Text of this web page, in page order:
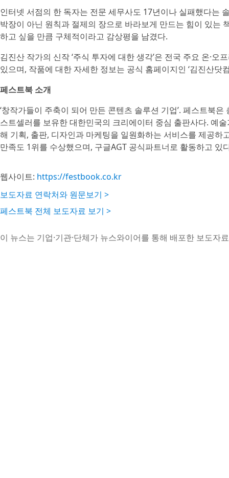
인터넷 서점의 한 독자는 전문 세무사도 17년이나 실패했다는
박장이 아닌 원칙과 절제의 장으로 바라보게 만드는 힘이 있는
하고 싶을 만큼 구체적이라고 감상평을 남겼다.
김진산 작가의 신작 ‘주식 투자에 대한 생각’은 전국 주요 온·
있으며, 작품에 대한 자세한 정보는 공식 홈페이지인 ‘김진산닷
페스트북 소개
‘창작가들이 주축이 되어 만든 콘텐츠 솔루션 기업’. 페스트북
스트셀러를 보유한 대한민국의 크리에이터 중심 출판사다. 예
해 기획, 출판, 디자인과 마케팅을 일원화하는 서비스를 제공
만족도 1위를 수상했으며, 구글AGT 공식파트너로 활동하고 있
웹사이트: https://festbook.co.kr
보도자료 연락처와 원문보기 >
페스트북 전체 보도자료 보기 >
이 뉴스는 기업·기관·단체가 뉴스와이어를 통해 배포한 보도자